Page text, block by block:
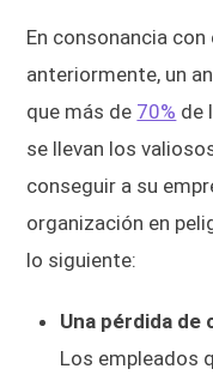
En consonancia
anteriormente, un
que más de 70% de
se llevan los
conseguir a su
organización en
lo siguiente:
Una pérdida de
Los empleados